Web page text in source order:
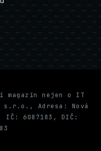
magazín nejen o IT
s.r.o., Adresa: Nová
IČ: 6087183, DIČ: